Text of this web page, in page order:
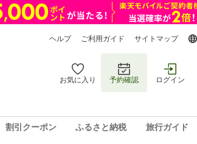
ヘルプ ご利用ガイド サイトマップ
お気に入り 予約確認 ログイン
割引クーポン ふるさと納税 旅行ガイド